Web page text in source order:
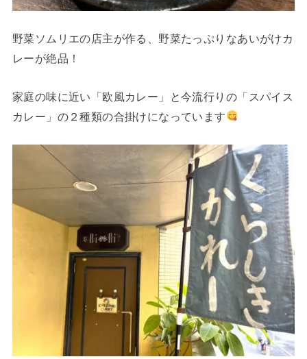
野菜ソムリエの店主が作る、野菜たっぷりなあいがけカ
レーが絶品！
家庭の味に近い「欧風カレー」と今流行りの「スパイス
カレー」の２種類の合掛けになっています